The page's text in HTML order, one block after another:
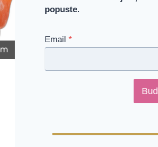
popuste.
Email *